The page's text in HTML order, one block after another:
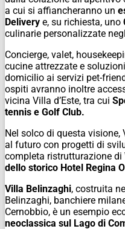
a cui si affiancheranno un
Delivery e, su richiesta, uno
culinarie personalizzate
Concierge, valet,
cucine attrezzate e
domicilio ai servizi pet-
ospiti avranno inoltre
vicina Villa d’Este, tra cui
tennis e Golf Club.
Nel solco di questa visione,
al futuro con progetti di
completa ristrutturazione di
dello storico Hotel Regina
Villa Belinzaghi, costruita
Belinzaghi, banchiere
Cernobbio, è un esempio
neoclassica sul Lago di